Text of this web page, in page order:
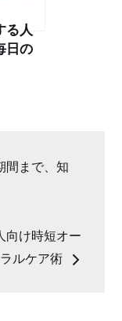
る人
日の
間まで、知
向け時短オー
ラルケア術